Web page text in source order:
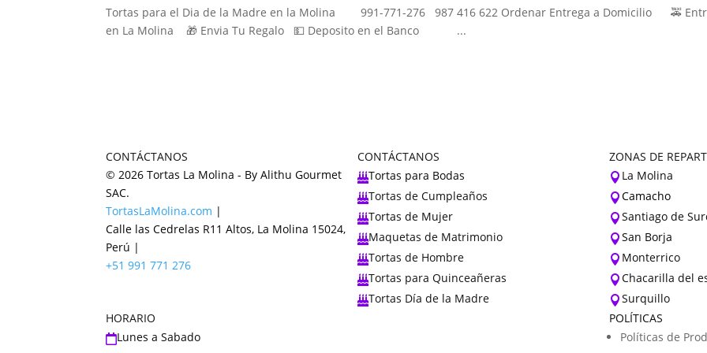
Tortas para el Dia de la Madre en la Molina 991-771-276 987 416 622 Ordenar Entrega a Domicilio 🚕
en La Molina 🎁 Envia Tu Regalo 💵 Deposito en el Banco ...
CONTÁCTANOS
© 2026 Tortas La Molina - By Alithu Gourmet
SAC.
TortasLaMolina.com |
Calle las Cedrelas R11 Altos, La Molina 15024,
Perú |
+51 991 771 276
CONTÁCTANOS
Tortas para Bodas
Tortas de Cumpleaños
Tortas de Mujer
Maquetas de Matrimonio
Tortas de Hombre
Tortas para Quinceañeras
Tortas Día de la Madre
ZONAS DE
 La Molina
Camacho
Santiago de
San Borja
 Monterrico
Chacarilla del
Surquillo
HORARIO
Lunes a Sabado
POLÍTICAS
Políticas de